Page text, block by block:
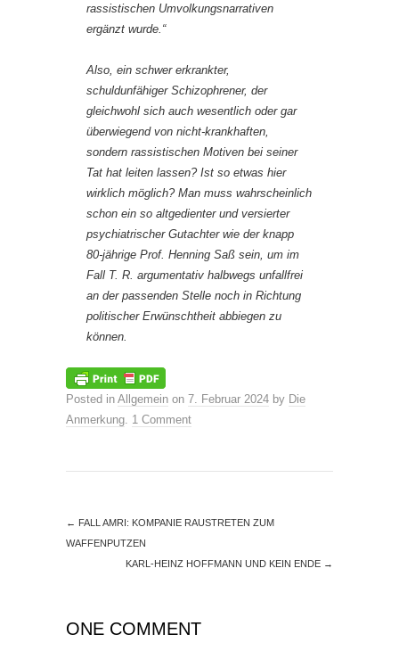
rassistischen Umvolkungsnarrativen
ergänzt wurde.“
Also, ein schwer erkrankter,
schuldunfähiger Schizophrener, der
gleichwohl sich auch wesentlich oder gar
überwiegend von nicht-krankhaften,
sondern rassistischen Motiven bei seiner
Tat hat leiten lassen? Ist so etwas hier
wirklich möglich? Man muss wahrscheinlich
schon ein so altgedienter und versierter
psychiatrischer Gutachter wie der knapp
80-jährige Prof. Henning Saß sein, um im
Fall T. R. argumentativ halbwegs unfallfrei
an der passenden Stelle noch in Richtung
politischer Erwünschtheit abbiegen zu
können.
Posted in Allgemein on 7. Februar 2024 by Die
Anmerkung. 1 Comment
← FALL AMRI: KOMPANIE RAUSTRETEN ZUM
WAFFENPUTZEN
KARL-HEINZ HOFFMANN UND KEIN ENDE →
ONE COMMENT